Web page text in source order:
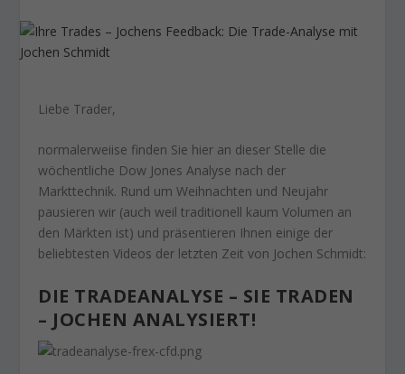
Liebe Trader,
normalerweiise finden Sie hier an dieser Stelle die
wöchentliche Dow Jones Analyse nach der
Markttechnik. Rund um Weihnachten und Neujahr
pausieren wir (auch weil traditionell kaum Volumen an
den Märkten ist) und präsentieren Ihnen einige der
beliebtesten Videos der letzten Zeit von Jochen Schmidt:
DIE TRADEANALYSE – SIE TRADEN
– JOCHEN ANALYSIERT!